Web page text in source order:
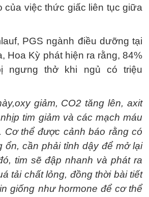
của việc thức giấc liên tục giữa
PGS ngành điều dưỡng tại
Hoa Kỳ phát hiện ra rằng, 84%
ngưng thở khi ngủ có triệu
oxy giảm, CO2 tăng lên, axit
tim giảm và các mạch máu
Cơ thể được cảnh báo rằng có
ổn, cần phải tỉnh dậy để mở lại
tim sẽ đập nhanh và phát ra
tải chất lỏng, đồng thời bài tiết
giống như hormone để cơ thể